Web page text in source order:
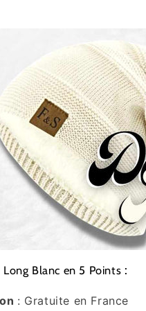
Blanc en 5 Points :
: Gratuite en France